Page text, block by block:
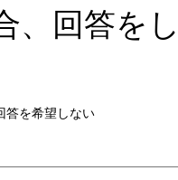
、回答を
答を希望しない